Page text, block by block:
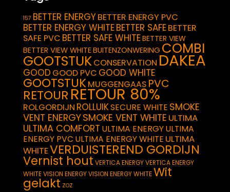
157 BETTER ENERGYBETTER ENERGY PVC
BETTER ENERGY WHITEBETTER SAFEBETTER
SAFE PVC BETTER SAFE WHITEBETTER VIEW
BETTER VIEW WHITEBUITENZONWERING COMBI
GOOTSTUKCONSERVATION DAKEA
GOOD GOOD PVC GOOD WHITE
GOOTSTUKMUGGENGAAS PVC
RETOUR RETOUR 80%
ROLGORDIJN ROLLUIKSECURE WHITE SMOKE
VENT ENERGYSMOKE VENT WHITE ULTIMA
ULTIMA COMFORT ULTIMA ENERGYULTIMA
ENERGY PVC ULTIMA ENERGY WHITE ULTIMA
WHITEVERDUISTEREND GORDIJN
Vernist hout VERTICA ENERGYVERTICA ENERGY
WHITEVISION ENERGYVISION ENERGY WHITEWit
gelakt ZOZ